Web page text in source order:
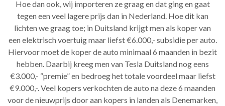
Hoe dan ook, wij importeren ze graag en dat ging en gaat
tegen een veel lagere prijs dan in Nederland. Hoe dit kan
lichten we graag toe; in Duitsland krijgt men als koper van
een elektrisch voertuig maar liefst €6.000,- subsidie per auto.
Hiervoor moet de koper de auto minimaal 6 maanden in bezit
hebben. Daarbij kreeg men van Tesla Duitsland nog eens
€3.000,- “premie” en bedroeg het totale voordeel maar liefst
€9.000,-. Veel kopers verkochten de auto na deze 6 maanden
voor de nieuwprijs door aan kopers in landen als Denemarken,